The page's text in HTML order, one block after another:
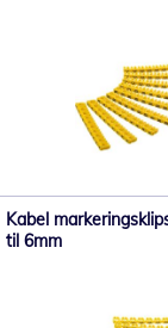
Kabel
til 6mm